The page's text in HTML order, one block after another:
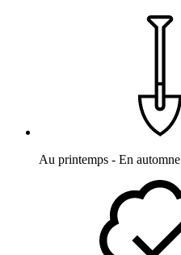
Au printemps - En automne